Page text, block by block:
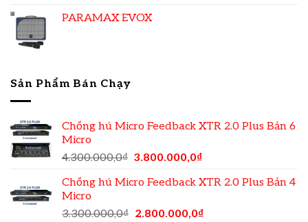
PARAMAX EVOX
Sản Phẩm Bán Chạy
Chống hú Micro Feedback XTR 2.0 Plus Bản 6
Micro
4.300.000,0₫ 3.800.000,0₫
Chống hú Micro Feedback XTR 2.0 Plus Bản 4
Micro
3.300.000,0₫ 2.800.000,0₫